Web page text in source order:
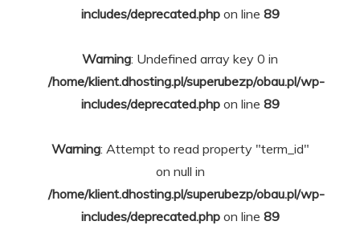
includes/deprecated.phpon line 89
Warning: Undefined array key 0 in
/home/klient.dhosting.pl/superubezp/obau.pl/wp-
includes/deprecated.phpon line 89
Warning: Attempt to read property "term_id"
on null in
/home/klient.dhosting.pl/superubezp/obau.pl/wp-
includes/deprecated.phpon line 89